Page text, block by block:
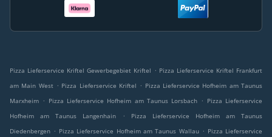
Pizza Lieferservice Kriftel Gewerbegebiet Kriftel . Pizza Lieferservice Kriftel Frankfurt
am Main West . Pizza Lieferservice Kriftel . Pizza Lieferservice Hofheim am Taunus
Marxheim . Pizza Lieferservice Hofheim am Taunus Lorsbach . Pizza Lieferservice
Hofheim am Taunus Langenhain
.
Pizza Lieferservice Hofheim am Taunus
Diedenbergen . Pizza Lieferservice Hofheim am Taunus Wallau . Pizza Lieferservice